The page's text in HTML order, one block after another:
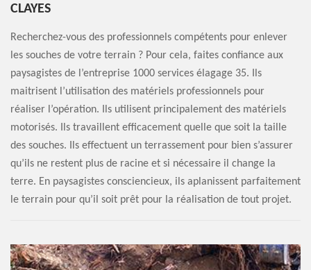
CLAYES
Recherchez-vous des professionnels compétents pour enlever
les souches de votre terrain ? Pour cela, faites confiance aux
paysagistes de l’entreprise 1000 services élagage 35. Ils
maitrisent l’utilisation des matériels professionnels pour
réaliser l’opération. Ils utilisent principalement des matériels
motorisés. Ils travaillent efficacement quelle que soit la taille
des souches. Ils effectuent un terrassement pour bien s’assurer
qu’ils ne restent plus de racine et si nécessaire il change la
terre. En paysagistes consciencieux, ils aplanissent parfaitement
le terrain pour qu’il soit prêt pour la réalisation de tout projet.